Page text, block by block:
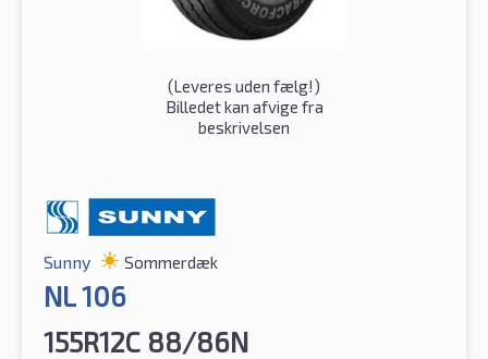
(Leveres uden fælg!)
Billedet kan afvige fra
beskrivelsen
Sunny Sommerdæk
NL 106
155R12C 88/86N